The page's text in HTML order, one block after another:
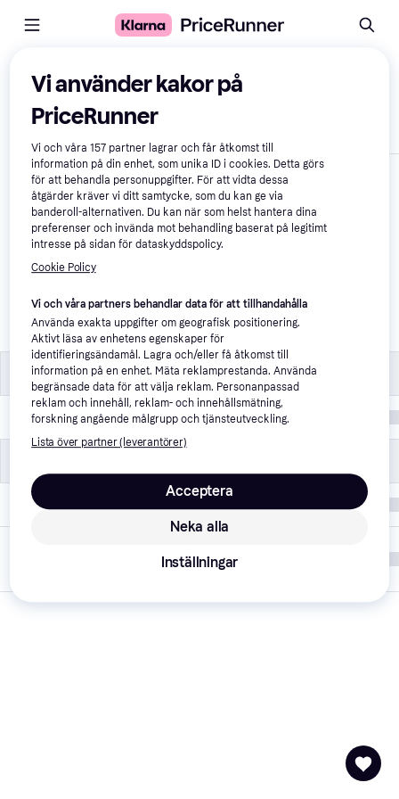
Jämför produkter
Visa endast skillnader
iPad Air 13 Tum Black
3 290 kr
Specifikationer Specifikationer
Färg Svart
Varumärke Apple
10 april 2026
Vi använder kakor på
PriceRunner
Vi och våra157 partner lagrar och får åtkomst till
information på din enhet, som unika ID i cookies. Detta görs
för att behandla personuppgifter. För att vidta dessa
åtgärder kräver vi ditt samtycke, som du kan ge via
banderoll-alternativen. Du kan när som helst hantera dina
preferenser och invända mot behandling baserat på legitimt
intresse på sidan för dataskyddspolicy.
Cookie Policy
Vi och våra partners behandlar data för att tillhandahålla
Använda exakta uppgifter om geografisk positionering.
Aktivt läsa av enhetens egenskaper för
identifieringsändamål. Lagra och/eller få åtkomst till
information på en enhet. Mäta reklamprestanda. Använda
begränsade data för att välja reklam. Personanpassad
reklam och innehåll, reklam- och innehållsmätning,
forskning angående målgrupp och tjänsteutveckling.
Lista över partner (leverantörer)
Neka alla
Acceptera
Inställningar